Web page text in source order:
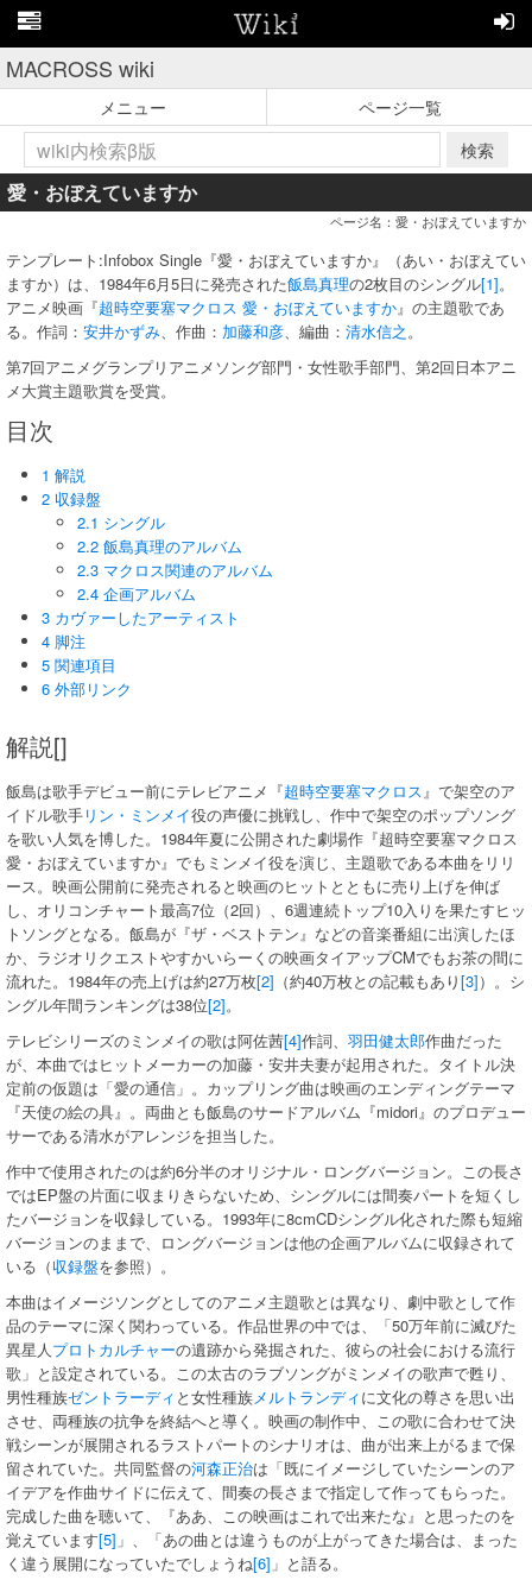
MACROSS wiki
メニュー
ページ一覧
検索
愛・おぼえていますか
ページ名：愛・おぼえていますか
テンプレート:Infobox Single『愛・おぼえていますか』（あい・おぼえてい
ますか）は、1984年6月5日に発売された飯島真理の2枚目のシングル[1]。
アニメ映画『超時空要塞マクロス 愛・おぼえていますか』の主題歌であ
る。作詞： 安井かずみ、作曲： 加藤和彦、編曲： 清水信之。
第7回アニメグランプリアニメソング部門・女性歌手部門、第2回日本アニ
メ大賞主題歌賞を受賞。
目次
1 解説
2 収録盤
2.1 シングル
2.2 飯島真理のアルバム
2.3 マクロス関連のアルバム
2.4 企画アルバム
3 カヴァーしたアーティスト
4 脚注
5 関連項目
6 外部リンク
解説[]
飯島は歌手デビュー前にテレビアニメ『超時空要塞マクロス』で架空のア
イドル歌手リン・ミンメイ役の声優に挑戦し、作中で架空のポップソング
を歌い人気を博した。1984年夏に公開された劇場作『超時空要塞マクロス
愛・おぼえていますか』でもミンメイ役を演じ、主題歌である本曲をリリ
ース。映画公開前に発売されると映画のヒットとともに売り上げを伸ば
し、オリコンチャート最高7位（2回）、6週連続トップ10入りを果たすヒッ
トソングとなる。飯島が『ザ・ベストテン』などの音楽番組に出演したほ
か、ラジオリクエストやすかいらーくの映画タイアップCMでもお茶の間に
流れた。1984年の売上げは約27万枚[2] （約40万枚との記載もあり[3]）。シ
ングル年間ランキングは38位[2]。
テレビシリーズのミンメイの歌は阿佐茜[4]作詞、 羽田健太郎作曲だった
が、本曲ではヒットメーカーの加藤・安井夫妻が起用された。タイトル決
定前の仮題は「愛の通信」。カップリング曲は映画のエンディングテーマ
『天使の絵の具』。両曲とも飯島のサードアルバム『midori』のプロデュー
サーである清水がアレンジを担当した。
作中で使用されたのは約6分半のオリジナル・ロングバージョン。この長さ
ではEP盤の片面に収まりきらないため、シングルには間奏パートを短くし
たバージョンを収録している。1993年に8cmCDシングル化された際も短縮
バージョンのままで、ロングバージョンは他の企画アルバムに収録されて
いる（収録盤を参照）。
本曲はイメージソングとしてのアニメ主題歌とは異なり、劇中歌として作
品のテーマに深く関わっている。作品世界の中では、「50万年前に滅びた
異星人プロトカルチャーの遺跡から発掘された、彼らの社会における流行
歌」と設定されている。この太古のラブソングがミンメイの歌声で甦り、
男性種族ゼントラーディ と女性種族メルトランディに文化の尊さを思い出
させ、両種族の抗争を終結へと導く。映画の制作中、この歌に合わせて決
戦シーンが展開されるラストパートのシナリオは、曲が出来上がるまで保
留されていた。共同監督の河森正治は「既にイメージしていたシーンのア
イデアを作曲サイドに伝えて、間奏の長さまで指定して作ってもらった。
完成した曲を聴いて、『ああ、この映画はこれで出来たな』と思ったのを
覚えています[5] 」、「あの曲とは違うものが上がってきた場合は、まった
く違う展開になっていたでしょうね[6] 」と語る。